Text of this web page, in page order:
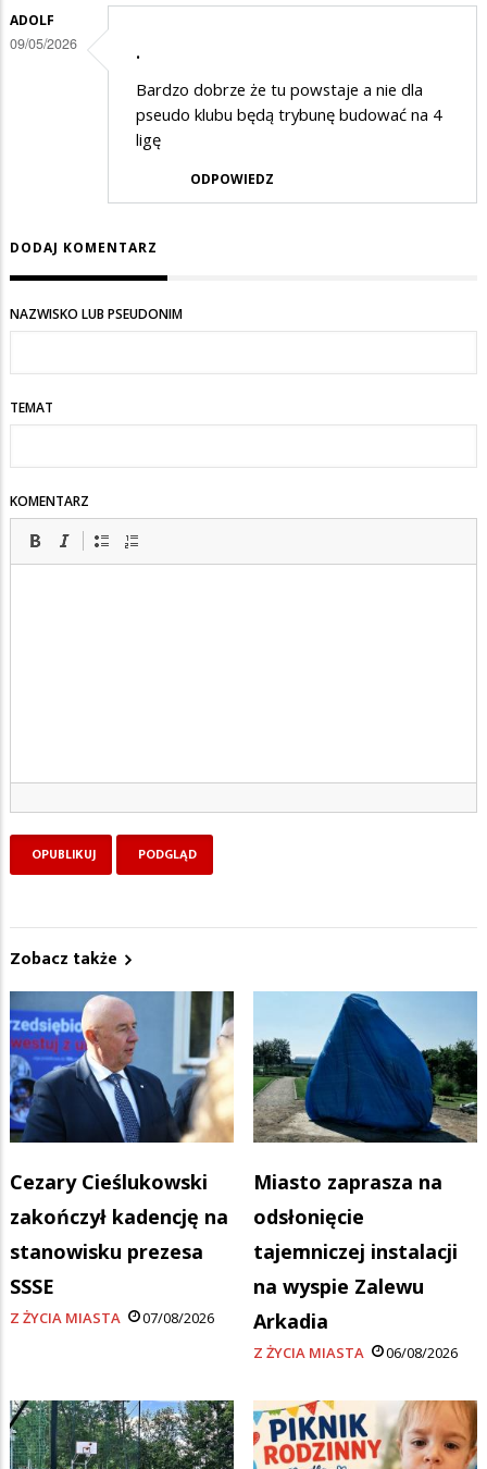
ADOLF
09/05/2026 .
Bardzo dobrze że tu powstaje a nie dla
pseudo klubu będą trybunę budować na 4
ligę
ODPOWIEDZ
DODAJ KOMENTARZ
NAZWISKO LUB PSEUDONIM
TEMAT
KOMENTARZ
Zobacz także
Cezary Cieślukowski
zakończył kadencję na
stanowisku prezesa
SSSE
Z ŻYCIA MIASTA 07/08/2026
Miasto zaprasza na
odsłonięcie
tajemniczej instalacji
na wyspie Zalewu
Arkadia
Z ŻYCIA MIASTA 06/08/2026